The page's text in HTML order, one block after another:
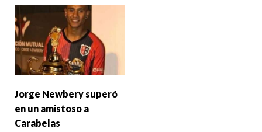
Jorge Newbery superó
en un amistoso a
Carabelas